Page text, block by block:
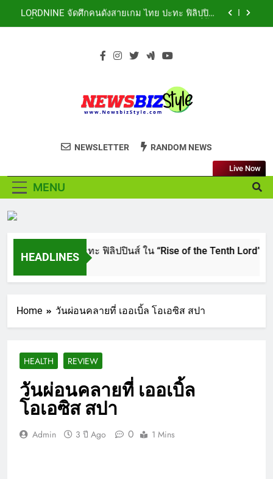
LORDNINE จัดศึกคนดังสายเกม ไทย ปะทะ ฟิลิปปินส์
ปล่อยแผนประกัน “GEN U INTER” ยกระดับความ
คุ้มครองค่ารักษาเจ็บป่วย-อุบัติเหตุสูงสุด 5 ล้าน มีแผน
เป็นผู้นำด้านสถาบันการศึกษา ที่มุ่งมั่น พร้อมพัฒนา
และปรับปรุงอย่างต่อเนื่อง
PIPPER STANDARD® เปิดตัวแชมพูอาบน้ำ และ โฟม
อาบแห้งสัตว์เลี้ยง ชูนวัตกรรมพลังธรรมชาติ “Zero-
Residue” เลียขนได้ ปลอดภัย ไร้สารตกค้าง
ประเทศ ฉลองเซิร์ฟเวอร์ใหม่ เฮเลนา
เอาใจสายเรียนนอก! เคพีไอ จับมือ ธนาคารกรุงไทย
ประกันเลือกได้ 3-25 เดือน
สถาบันเทคโนโลยีไทย-ญี่ปุ่น (TNI: Thai-Nichi) ฉลอง
ครบรอบ 19ปี จัดงาน “TNI Day 2026” ประกาศความ
เป็นผู้นำด้านสถาบันการศึกษา ที่มุ่งมั่น พร้อมพัฒนา
PIPPER STANDARD® เปิดตัวแชมพูอาบน้ำ และ โฟม
NEWSBIZSTYLE
Business
NEWSLETTER RANDOM NEWS
MENU
Live Now
HEADLINES LORDNINE จัดศึกคนดังสายเกม ไทย ปะทะ ฟิลิปปินส์ ใน “Rise of
Home วันผ่อนคลายที่ เออเบิ้ล โอเอซิส สปา
HEALTH REVIEW
วันผ่อนคลายที่ เออเบิ้ล
โอเอซิส สปา
Admin 3 ปี Ago 0 1 Mins